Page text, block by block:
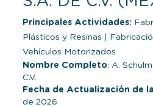
Principales Actividades:
Plásticos y Resinas
Vehículos Motorizados
Nombre Completo: A.
C.V.
Fecha de Actualización de
de 2026